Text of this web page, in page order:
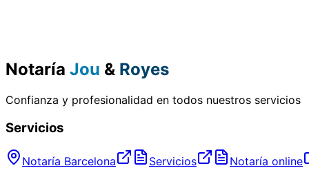
Notaría Jou & Royes
Confianza y profesionalidad en todos nuestros servicios
Servicios
Notaría Barcelona Servicios Notaría online